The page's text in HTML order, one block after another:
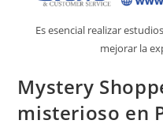
Es esencial realizar
mejorar la
Mystery
misterioso en